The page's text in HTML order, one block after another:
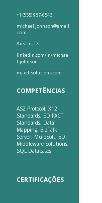
+1 (555) 987-6543
michael.johnson@email
.com
Austin, TX
linkedin.com/in/michae
l-johnson
mj-edisolutions.com
COMPETÊNCIAS
AS2 Protocol, X12
Standards, EDIFACT
Standards, Data
Mapping, BizTalk
Server, MuleSoft, EDI
Middleware Solutions,
SQL Databases
CERTIFICAÇÕES